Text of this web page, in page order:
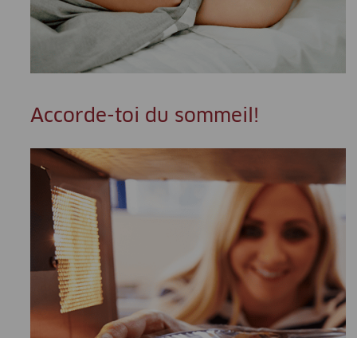
Accorde-toi du sommeil!